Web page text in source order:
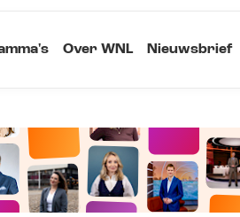
Over WNL Nieuwsbrief